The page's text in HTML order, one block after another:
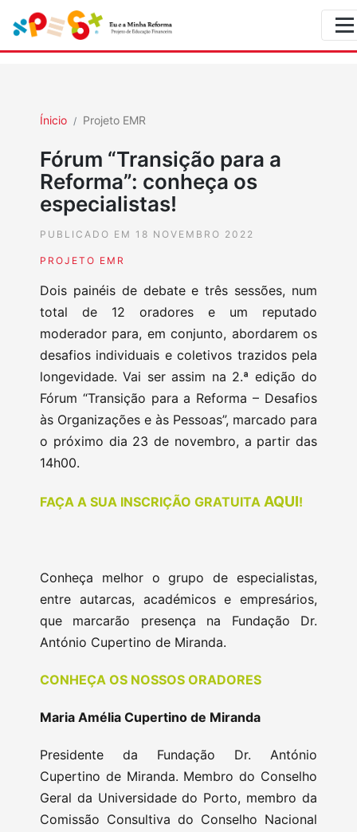
Ínicio Projeto EMR
Fórum “Transição para a
Reforma”: conheça os
especialistas!
PUBLICADO EM 18 NOVEMBRO 2022
PROJETO EMR
Dois painéis de debate e três sessões, num
total de 12 oradores e um reputado
moderador para, em conjunto, abordarem os
desafios individuais e coletivos trazidos pela
longevidade. Vai ser assim na 2.ª edição do
Fórum “Transição para a Reforma – Desafios
às Organizações e às Pessoas”, marcado para
o próximo dia 23 de novembro, a partir das
14h00.
FAÇA A SUA INSCRIÇÃO GRATUITA AQUI!
Conheça melhor o grupo de especialistas,
entre autarcas, académicos e empresários,
que marcarão presença na Fundação Dr.
António Cupertino de Miranda.
CONHEÇA OS NOSSOS ORADORES
Maria Amélia Cupertino de Miranda
Presidente da Fundação Dr. António
Cupertino de Miranda. Membro do Conselho
Geral da Universidade do Porto, membro da
Comissão Consultiva do Conselho Nacional